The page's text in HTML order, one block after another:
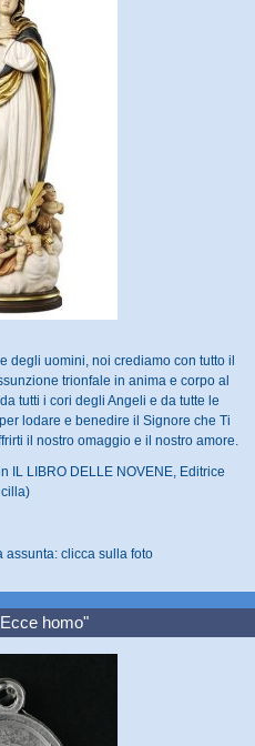
degli uomini, noi crediamo con tutto il
trionfale in anima e corpo al
tutti i cori degli Angeli e da tutte le
lodare e benedire il Signore che Ti
il nostro omaggio e il nostro amore.
IL LIBRO DELLE NOVENE, Editrice
assunta: clicca sulla foto
homo"